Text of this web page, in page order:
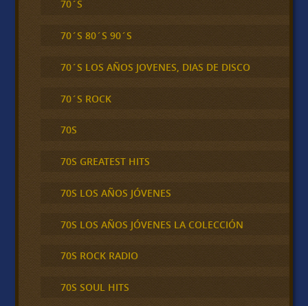
70´S
70´S 80´S 90´S
70´S LOS AÑOS JOVENES, DIAS DE DISCO
70´S ROCK
70S
70S GREATEST HITS
70S LOS AÑOS JÓVENES
70S LOS AÑOS JÓVENES LA COLECCIÓN
70S ROCK RADIO
70S SOUL HITS